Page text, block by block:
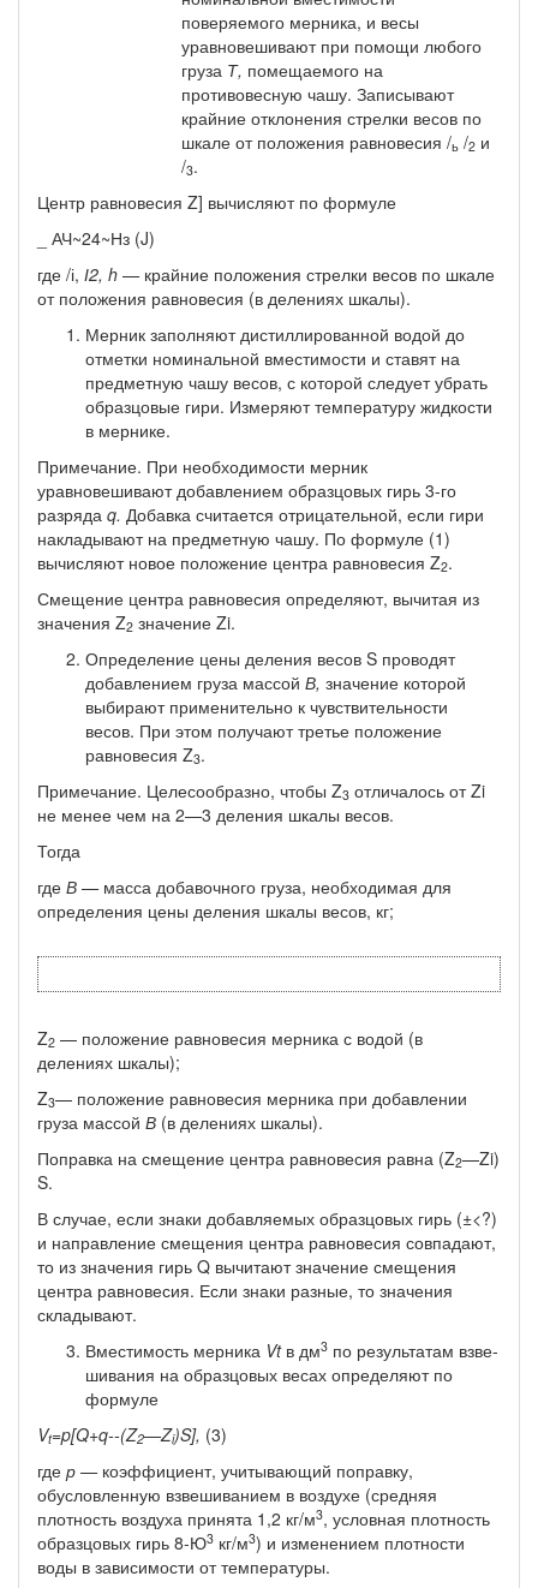
поверяемого мер­ника, и весы
уравновешивают при помощи любого
груза Т, поме­щаемого на
противовесную чашу. Записывают
крайние отклоне­ния стрелки весов по
шкале от положения равновесия /ь /2 и
/3.
Центр равновесия Z] вычисляют по формуле
_ АЧ~24~Нз (J)
где /і, І2, h —крайние положения стрелки весов по шкале
от положения равновесия (в делениях шкалы).
Мерник заполняют дистиллированной водой до
отметки номинальной вместимости и ставят на
предметную чашу весов, с которой следует убрать
образцовые гири. Измеряют темпера­туру жидкости
в мернике.
Примечание. При необходимости мерник
уравновешивают добавлением образцовых гирь 3-го
разряда q. Добавка считается отрицательной, если гири
накладывают на предметную чашу. По формуле (1)
вычисляют новое положе­ние центра равновесия Z2.
Смещение центра равновесия определяют, вычитая из
значе­ния Z2 значение Zi.
Определение цены деления весов S проводят
добавле­нием груза массой В, значение которой
выбирают применительно к чувствительности
весов. При этом получают третье положение
равновесия Z3.
Примечание. Целесообразно, чтобы Z3 отличалось от Zi
не менее чем на 2—3 деления шкалы весов.
Тогда
где В —масса добавочного груза, необходимая для
определения цены деления шкалы весов, кг;
Z2 — положение равновесия мерника с водой (в
делениях шкалы);
Z3— положение равновесия мерника при добавлении
груза массой В (в делениях шкалы).
Поправка на смещение центра равновесия равна (Z2—Zi)
S.
В случае, если знаки добавляемых образцовых гирь (±<?)
и направление смещения центра равновесия совпадают,
то из зна­чения гирь Q вычитают значение смещения
центра равновесия. Если знаки разные, то значения
складывают.
Вместимость мерника Vtв дм3 по результатам взве­
шивания на образцовых весах определяют по
формуле
Vt=p[Q+q--(Z2—Zi)S], (3)
где р —коэффициент, учитывающий поправку,
обусловленную взвешиванием в воздухе (средняя
плотность воздуха при­нята 1,2 кг/м3, условная плотность
образцовых гирь 8-Ю3 кг/м3) и изменением плотности
воды в зависимости от температуры.